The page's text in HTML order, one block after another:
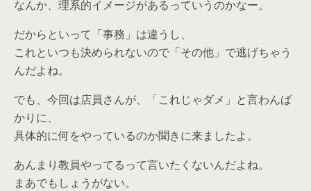
なんか、理系的イメージがあるっていうのかなー。
だからといって「事務」は違うし、
これといつも決められないので「その他」で逃げちゃう
んだよね。
でも、今回は店員さんが、「これじゃダメ」と言わんば
かりに、
具体的に何をやっているのか聞きに来ましたよ。
あんまり教員やってるって言いたくないんだよね。
まあでもしょうがない。